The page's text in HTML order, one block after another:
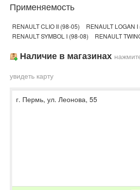
Применяемость
RENAULT CLIO II (98-05)
RENAULT LOGAN I
RENAULT SYMBOL I (98-08)
RENAULT
Наличие в магазинах
увидеть карту
г. Пермь, ул. Леонова, 55